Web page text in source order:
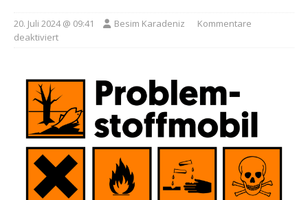
20. Juli 2024 @ 09:41 Besim Karadeniz
Kommentare
deaktiviert